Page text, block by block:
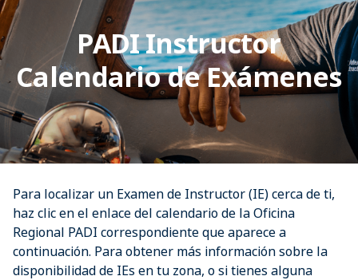
PADI Instructor
Calendario de Exámenes
Para localizar un Examen de Instructor (IE) cerca de ti,
haz clic en el enlace del calendario de la Oficina
Regional PADI correspondiente que aparece a
continuación. Para obtener más información sobre la
disponibilidad de IEs en tu zona, o si tienes alguna